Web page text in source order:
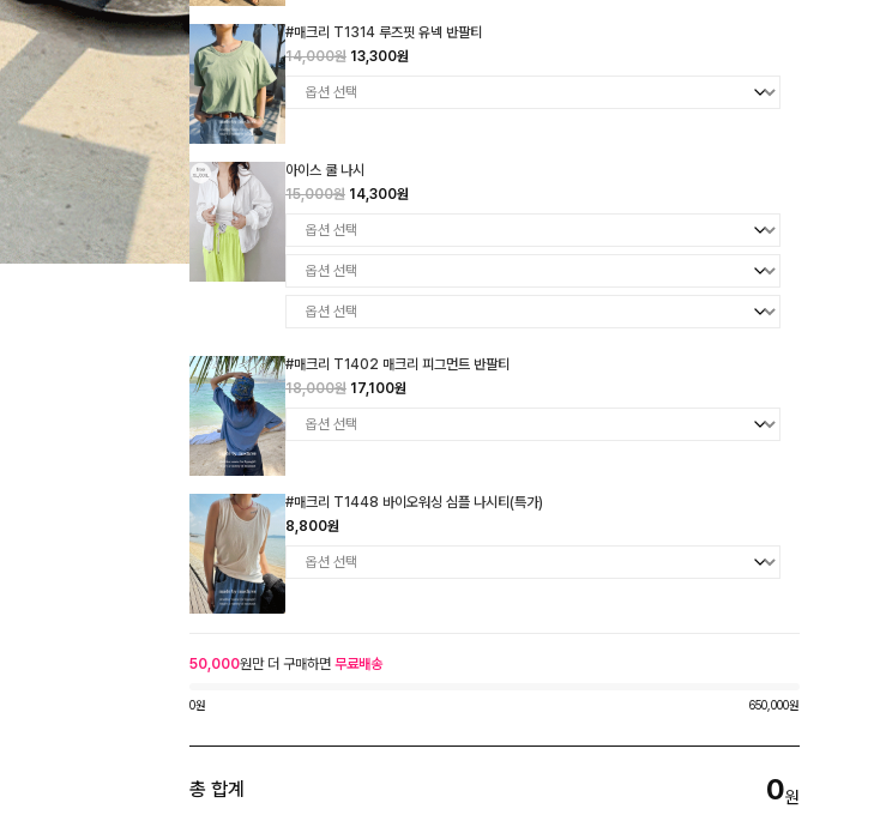
#매크리 T1314 루즈핏 유넥 반팔티
14,000원 13,300원
아이스 쿨 나시
15,000원 14,300원
#매크리 T1402 매크리 피그먼트 반팔티
18,000원 17,100원
#매크리 T1448 바이오워싱 심플 나시티(특가)
8,800원
50,000원만 더 구매하면 무료배송
0원 650,000원
총 합계 0원